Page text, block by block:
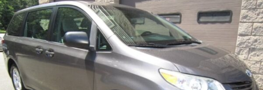
Būtinieji
Šiais
slapukais
aktyvinamos
pagrindinės
svetainės
naršymo ar
prieigos